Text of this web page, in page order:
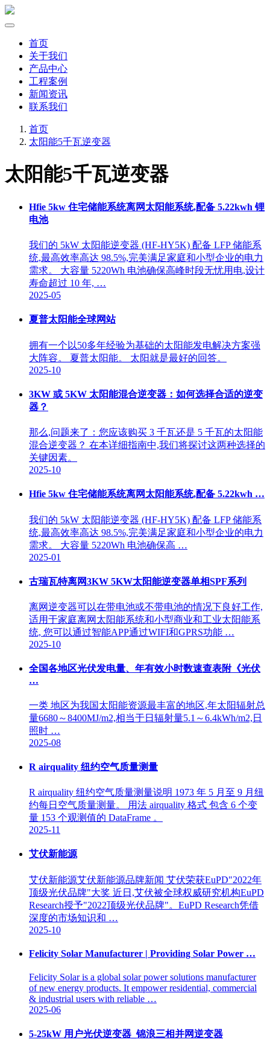
首页
关于我们
产品中心
工程案例
新闻资讯
联系我们
首页
太阳能5千瓦逆变器
太阳能5千瓦逆变器
Hfie 5kw 住宅储能系统离网太阳能系统,配备 5.22kwh 锂
电池
我们的 5kW 太阳能逆变器 (HF-HY5K) 配备 LFP 储能系
统,最高效率高达 98.5%,完美满足家庭和小型企业的电力
需求。 大容量 5220Wh 电池确保高峰时段无忧用电,设计
寿命超过 10 年, …
2025-05
夏普太阳能全球网站
拥有一个以50多年经验为基础的太阳能发电解决方案强
大阵容。 夏普太阳能。 太阳就是最好的回答。
2025-10
3KW 或 5KW 太阳能混合逆变器：如何选择合适的逆变
器？
那么,问题来了：您应该购买 3 千瓦还是 5 千瓦的太阳能
混合逆变器？ 在本详细指南中,我们将探讨这两种选择的
关键因素。
2025-10
Hfie 5kw 住宅储能系统离网太阳能系统,配备 5.22kwh …
我们的 5kW 太阳能逆变器 (HF-HY5K) 配备 LFP 储能系
统,最高效率高达 98.5%,完美满足家庭和小型企业的电力
需求。 大容量 5220Wh 电池确保高 …
2025-01
古瑞瓦特离网3KW 5KW太阳能逆变器单相SPF系列
离网逆变器可以在带电池或不带电池的情况下良好工作,
适用于家庭离网太阳能系统和小型商业和工业太阳能系
统, 您可以通过智能APP通过WIFI和GPRS功能 …
2025-10
全国各地区光伏发电量、年有效小时数速查表附《光伏
…
一类 地区为我国太阳能资源最丰富的地区,年太阳辐射总
量6680～8400MJ/m2,相当于日辐射量5.1～6.4kWh/m2,日
照时 …
2025-08
R airquality 纽约空气质量测量
R airquality 纽约空气质量测量说明 1973 年 5 月至 9 月纽
约每日空气质量测量。 用法 airquality 格式 包含 6 个变
量 153 个观测值的 DataFrame 。
2025-11
艾伏新能源
艾伏新能源艾伏新能源品牌新闻 艾伏荣获EuPD"2022年
顶级光伏品牌"大奖 近日,艾伏被全球权威研究机构EuPD
Research授予"2022顶级光伏品牌"。EuPD Research凭借
深度的市场知识和 …
2025-10
Felicity Solar Manufacturer | Providing Solar Power …
Felicity Solar is a global solar power solutions manufacturer
of new energy products. It empower residential, commercial
& industrial users with reliable …
2025-06
5-25kW 用户光伏逆变器_锦浪三相并网逆变器